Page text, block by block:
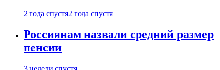
2 года спустя2 года спустя
Россиянам назвали средний размер
пенсии
3 недели спустя